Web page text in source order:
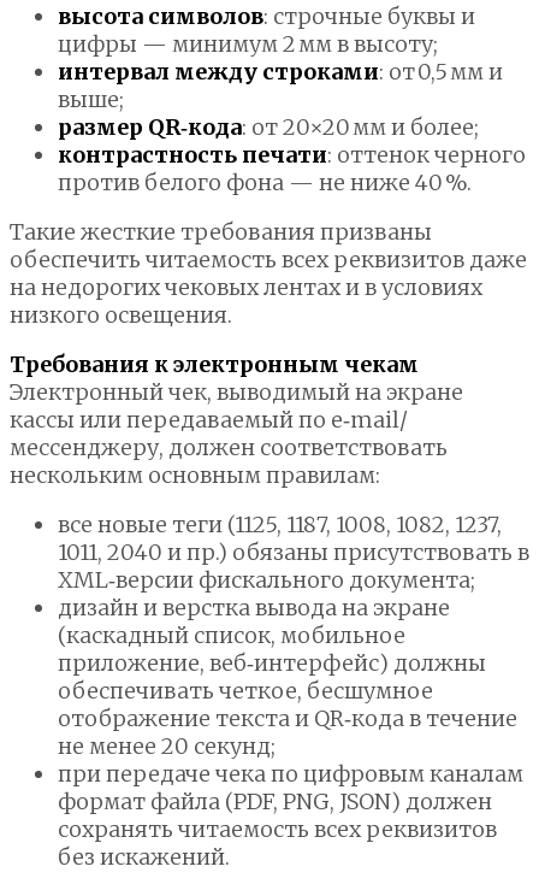
высота символов: строчные буквы и
цифры — минимум 2 мм в высоту;
интервал между строками: от 0,5 мм и
выше;
размер QR‑кода: от 20×20 мм и более;
контрастность печати: оттенок черного
против белого фона — не ниже 40 %.
Такие жесткие требования призваны
обеспечить читаемость всех реквизитов даже
на недорогих чековых лентах и в условиях
низкого освещения.
Требования к электронным чекам
Электронный чек, выводимый на экране
кассы или передаваемый по e‑mail/
мессенджеру, должен соответствовать
нескольким основным правилам:
все новые теги (1125, 1187, 1008, 1082, 1237,
1011, 2040 и пр.) обязаны присутствовать в
XML‑версии фискального документа;
дизайн и верстка вывода на экране
(каскадный список, мобильное
приложение, веб‑интерфейс) должны
обеспечивать четкое, бесшумное
отображение текста и QR‑кода в течение
не менее 20 секунд;
при передаче чека по цифровым каналам
формат файла (PDF, PNG, JSON) должен
сохранять читаемость всех реквизитов
без искажений.